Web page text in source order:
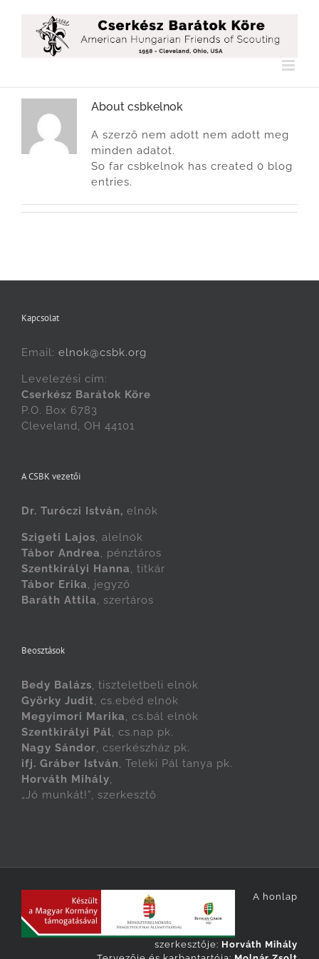
About csbkelnok
A szerző nem adott nem adott meg
minden adatot.
So far csbkelnok has created 0 blog
entries.
Kapcsolat
Email: elnok@csbk.org
Levelezési cím:
Cserkész Barátok Köre
P.O. Box 6783
Cleveland, OH 44101
A CSBK vezetői
Dr. Turóczi István, elnök
Szigeti Lajos, alelnök
Tábor Andrea, pénztáros
Szentkirályi Hanna, titkár
Tábor Erika, jegyző
Baráth Attila, szertáros
Beosztások
Bedy Balázs, tiszteletbeli elnök
Györky Judit, cs.ebéd elnök
Megyimori Marika, cs.bál elnök
Szentkirályi Pál, cs.nap pk.
Nagy Sándor, cserkészház pk.
ifj. Gráber István, Teleki Pál tanya pk.
Horváth Mihály,
„Jó munkát!”, szerkesztő
A honlap
szerkesztője: Horváth Mihály